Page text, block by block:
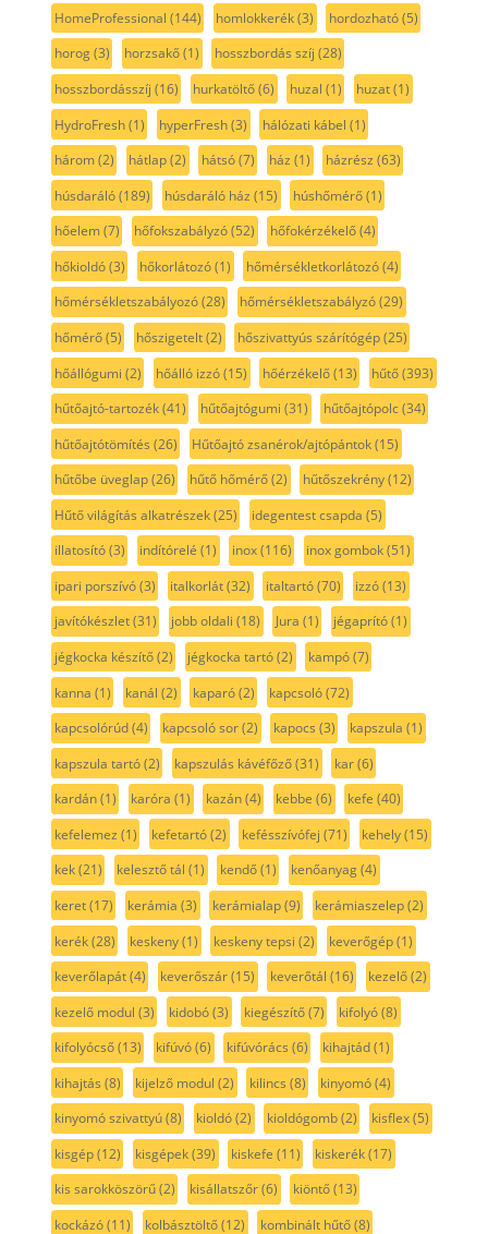
HomeProfessional (144) homlokkerék(3) hordozható(5)
horog(3) horzsakő(1) hosszbordás szíj (28)
hosszbordásszíj (16) hurkatöltő(6) huzal (1) huzat(1)
HydroFresh(1) hyperFresh(3) hálózati kábel (1)
három(2) hátlap(2) hátsó(7) ház (1) házrész (63)
húsdaráló(189) húsdaráló ház (15) húshőmérő(1)
hőelem(7) hőfokszabályzó(52) hőfokérzékelő(4)
hőkioldó(3) hőkorlátozó(1) hőmérsékletkorlátozó(4)
hőmérsékletszabályozó(28) hőmérsékletszabályzó(29)
hőmérő(5) hőszigetelt(2) hőszivattyús szárítógép(25)
hőállógumi (2) hőálló izzó(15) hőérzékelő(13) hűtő(393)
hűtőajtó-tartozék(41) hűtőajtógumi (31) hűtőajtópolc(34)
hűtőajtótömítés (26) Hűtőajtó zsanérok/ajtópántok(15)
hűtőbe üveglap(26) hűtő hőmérő(2) hűtőszekrény(12)
Hűtő világítás alkatrészek(25) idegentest csapda (5)
illatosító(3) indítórelé (1) inox(116) inox gombok(51)
ipari porszívó(3) italkorlát(32) italtartó(70) izzó(13)
javítókészlet(31) jobb oldali (18) Jura (1) jégaprító(1)
jégkocka készítő(2) jégkocka tartó(2) kampó(7)
kanna (1) kanál (2) kaparó(2) kapcsoló(72)
kapcsolórúd(4) kapcsoló sor(2) kapocs (3) kapszula (1)
kapszula tartó(2) kapszulás kávéfőző(31) kar(6)
kardán(1) karóra (1) kazán(4) kebbe (6) kefe (40)
kefelemez (1) kefetartó(2) kefésszívófej (71) kehely(15)
kek(21) kelesztő tál (1) kendő(1) kenőanyag(4)
keret(17) kerámia (3) kerámialap(9) kerámiaszelep(2)
kerék(28) keskeny(1) keskeny tepsi (2) keverőgép(1)
keverőlapát(4) keverőszár(15) keverőtál (16) kezelő(2)
kezelő modul (3) kidobó(3) kiegészítő(7) kifolyó(8)
kifolyócső(13) kifúvó(6) kifúvórács (6) kihajtád(1)
kihajtás (8) kijelző modul (2) kilincs (8) kinyomó(4)
kinyomó szivattyú(8) kioldó(2) kioldógomb(2) kisflex(5)
kisgép(12) kisgépek(39) kiskefe (11) kiskerék(17)
kis sarokköszörű(2) kisállatszőr(6) kiöntő(13)
kockázó(11) kolbásztöltő(12) kombinált hűtő(8)